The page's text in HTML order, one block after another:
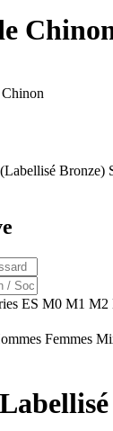
Bronze)
ES M0 M1 M2
Femmes